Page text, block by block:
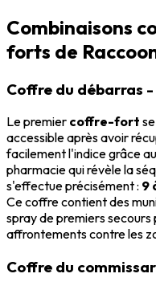
Combinaisons
forts de
Coffre du débarras
Le premier coffre-fort
accessible après avoir
facilement l'indice grâce
pharmacie qui révèle la
s'effectue précisément : 9
Ce coffre contient des
spray de premiers
affrontements contre les
Coffre du